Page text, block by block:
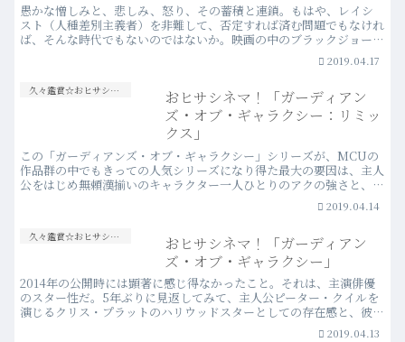
愚かな憎しみと、悲しみ、怒り、その蓄積と連鎖。もはや、レイシ
スト（人種差別主義者）を非難して、否定すれば済む問題でもなけれ
ば、そんな時代でもないのではないか。映画の中のブラックジョーク
が、全く冗談になっていない今現在の現実社会を想起して、言…2019.04.17
久々鑑賞☆おヒサシネマ！
おヒサシネマ！「ガーディアン
ズ・オブ・ギャラクシー：リミッ
クス」
この「ガーディアンズ・オブ・ギャラクシー」シリーズが、MCUの
作品群の中でもきっての人気シリーズになり得た最大の要因は、主人
公をはじめ無頼漢揃いのキャラクター一人ひとりのアクの強さと、そ
の雑多な味わいを崩壊させること無く深く仕上げてみせた監…more
2019.04.14
久々鑑賞☆おヒサシネマ！
おヒサシネマ！「ガーディアン
ズ・オブ・ギャラクシー」
2014年の公開時には顕著に感じ得なかったこと。それは、主演俳優
のスター性だ。5年ぶりに見返してみて、主人公ピーター・クイルを
演じるクリス・プラットのハリウッドスターとしての存在感と、彼が
今作以降に確固たるスター俳優になり得た説得力を感じた…more
2019.04.13